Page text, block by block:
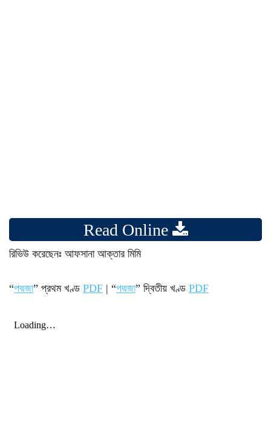
Read Online
রিভিউ করেছেনঃ আফসানা আক্তার মিমি
“পদ্মজা” প্রথম খণ্ড PDF | “পদ্মজা” দ্বিতীয় খণ্ড PDF